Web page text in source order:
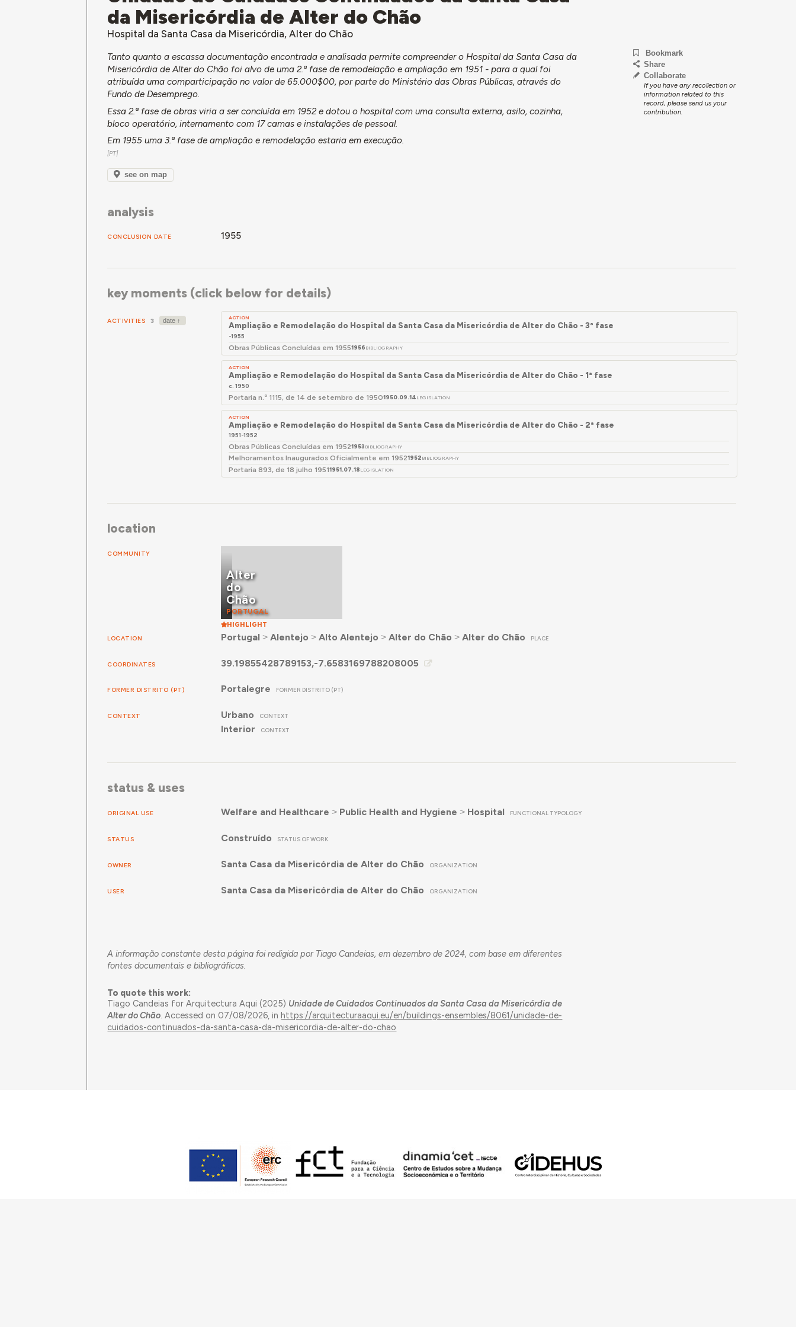
da Misericórdia de Alter do Chão
Hospital da Santa Casa da Misericórdia, Alter do Chão
Tanto quanto a escassa documentação encontrada e analisada permite compreender o Hospital da Santa Casa da
Misericórdia de Alter do Chão foi alvo de uma 2.ª fase de remodelação e ampliação em 1951 - para a qual foi
atribuída uma comparticipação no valor de 65.000$00, por parte do Ministério das Obras Públicas, através do
Fundo de Desemprego.
Essa 2.ª fase de obras viria a ser concluída em 1952 e dotou o hospital com uma consulta externa, asilo, cozinha,
bloco operatório, internamento com 17 camas e instalações de pessoal.
Em 1955 uma 3.ª fase de ampliação e remodelação estaria em execução.
see on map
Bookmark
Share
Collaborate
If you have any recollection or
information related to this
record, please send us your
contribution.
analysis
CONCLUSION DATE 1955
key moments (click below for details)
ACTIVITIES 3 ACTION
Ampliação e Remodelação do Hospital da Santa Casa da Misericórdia de Alter do Chão - 3ª fase
-1955
Obras Públicas Concluídas em 19551956 BIBLIOGRAPHY
ACTION
Ampliação e Remodelação do Hospital da Santa Casa da Misericórdia de Alter do Chão - 1ª fase
c. 1950
Portaria n.º 1115, de 14 de setembro de 19501950.09.14 LEGISLATION
ACTION
Ampliação e Remodelação do Hospital da Santa Casa da Misericórdia de Alter do Chão - 2ª fase
1951-1952
Obras Públicas Concluídas em 19521953 BIBLIOGRAPHY
Melhoramentos Inaugurados Oficialmente em 19521952 BIBLIOGRAPHY
Portaria 893, de 18 julho 19511951.07.18 LEGISLATION
location
COMMUNITY
Alter
do
Chão
PORTUGAL
HIGHLIGHT
LOCATION Portugal ˃ Alentejo ˃ Alto Alentejo ˃ Alter do Chão ˃ Alter do Chão PLACE
COORDINATES 39.19855428789153,-7.6583169788208005
FORMER DISTRITO (PT) Portalegre FORMER DISTRITO (PT)
CONTEXT Urbano CONTEXT
Interior CONTEXT
status & uses
ORIGINAL USE Welfare and Healthcare ˃ Public Health and Hygiene ˃ Hospital FUNCTIONAL TYPOLOGY
STATUS Construído STATUS OF WORK
OWNER Santa Casa da Misericórdia de Alter do Chão ORGANIZATION
USER Santa Casa da Misericórdia de Alter do Chão ORGANIZATION
A informação constante desta página foi redigida por Tiago Candeias, em dezembro de 2024, com base em diferentes
fontes documentais e bibliográficas.
To quote this work:
Tiago Candeias for Arquitectura Aqui (2025) Unidade de Cuidados Continuados da Santa Casa da Misericórdia de
Alter do Chão. Accessed on 07/08/2026, inhttps://arquitecturaaqui.eu/en/buildings-ensembles/8061/unidade-de-
cuidados-continuados-da-santa-casa-da-misericordia-de-alter-do-chao